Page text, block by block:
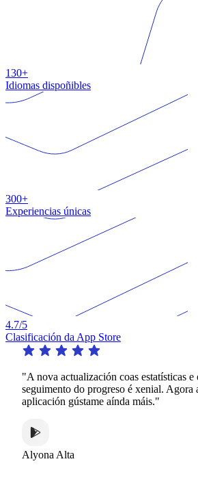
130+
Idiomas dispoñibles
300+
Experiencias únicas
4.7/5
Clasificación da App Store
"A nova actualización coas estatísticas e o de
seguimento do progreso é xenial. Agora a
aplicación gústame aínda máis."
Alyona Alta